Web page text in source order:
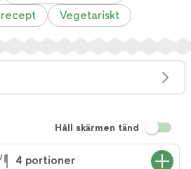
recept
Vegetariskt
Håll skärmen tänd
4 portioner